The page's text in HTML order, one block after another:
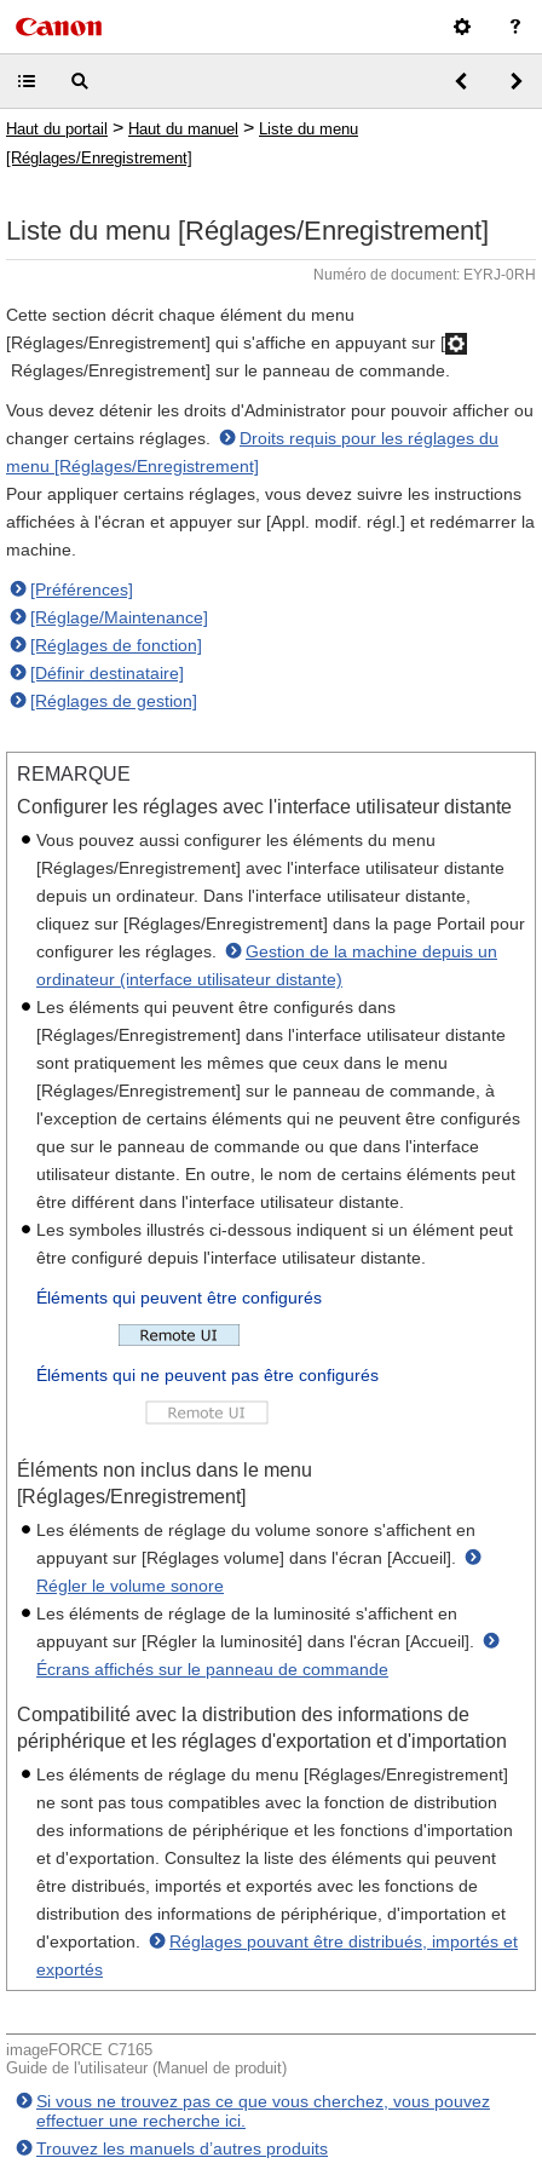
Haut du portail > Haut du manuel > Liste du menu
[Réglages/Enregistrement]
Liste du menu [Réglages/Enregistrement]
Numéro de document: EYRJ-0RH
Cette section décrit chaque élément du menu
[Réglages/Enregistrement] qui s'affiche en appuyant sur [
Réglages/Enregistrement] sur le panneau de commande.
Vous devez détenir les droits d'Administrator pour pouvoir afficher ou
changer certains réglages.
Droits requis pour les réglages du
menu [Réglages/Enregistrement]
Pour appliquer certains réglages, vous devez suivre les instructions
affichées à l'écran et appuyer sur [Appl. modif. régl.] et redémarrer la
machine.
[Préférences]
[Réglage/Maintenance]
[Réglages de fonction]
[Définir destinataire]
[Réglages de gestion]
REMARQUE
Configurer les réglages avec l'interface utilisateur distante
Vous pouvez aussi configurer les éléments du menu
[Réglages/Enregistrement] avec l'interface utilisateur distante
depuis un ordinateur. Dans l'interface utilisateur distante,
cliquez sur [Réglages/Enregistrement] dans la page Portail pour
configurer les réglages.
Gestion de la machine depuis un
ordinateur (interface utilisateur distante)
Les éléments qui peuvent être configurés dans
[Réglages/Enregistrement] dans l'interface utilisateur distante
sont pratiquement les mêmes que ceux dans le menu
[Réglages/Enregistrement] sur le panneau de commande, à
l'exception de certains éléments qui ne peuvent être configurés
que sur le panneau de commande ou que dans l'interface
utilisateur distante. En outre, le nom de certains éléments peut
être différent dans l'interface utilisateur distante.
Les symboles illustrés ci-dessous indiquent si un élément peut
être configuré depuis l'interface utilisateur distante.
Éléments qui peuvent être configurés
Éléments qui ne peuvent pas être configurés
Éléments non inclus dans le menu
[Réglages/Enregistrement]
Les éléments de réglage du volume sonore s'affichent en
appuyant sur [Réglages volume] dans l'écran [Accueil].
Régler le volume sonore
Les éléments de réglage de la luminosité s'affichent en
appuyant sur [Régler la luminosité] dans l'écran [Accueil].
Écrans affichés sur le panneau de commande
Compatibilité avec la distribution des informations de
périphérique et les réglages d'exportation et d'importation
Les éléments de réglage du menu [Réglages/Enregistrement]
ne sont pas tous compatibles avec la fonction de distribution
des informations de périphérique et les fonctions d'importation
et d'exportation. Consultez la liste des éléments qui peuvent
être distribués, importés et exportés avec les fonctions de
distribution des informations de périphérique, d'importation et
d'exportation.
Réglages pouvant être distribués, importés et
exportés
imageFORCE C7165
Guide de l'utilisateur (Manuel de produit)
Si vous ne trouvez pas ce que vous cherchez, vous pouvez
effectuer une recherche ici.
Trouvez les manuels d’autres produits